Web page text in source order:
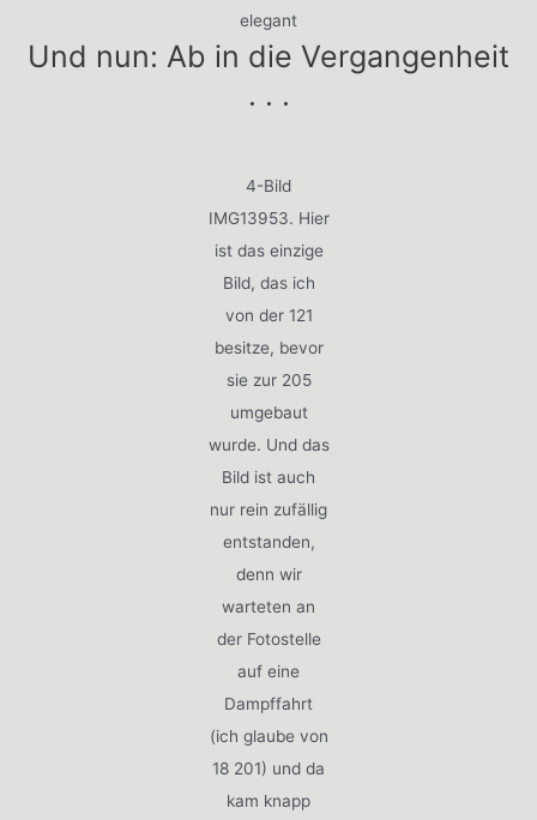
elegant
Und nun: Ab in die Vergangenheit
. . .
4-Bild
IMG13953. Hier
ist das einzige
Bild, das ich
von der 121
besitze, bevor
sie zur 205
umgebaut
wurde. Und das
Bild ist auch
nur rein zufällig
entstanden,
denn wir
warteten an
der Fotostelle
auf eine
Dampffahrt
(ich glaube von
18 201) und da
kam knapp